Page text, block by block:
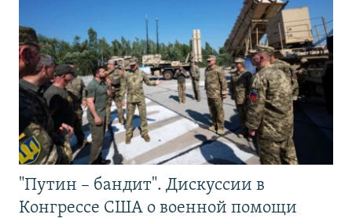
"Путин – бандит". Дискуссии в
Конгрессе США о военной помощи